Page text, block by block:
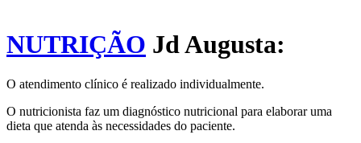
NUTRIÇÃO Jd Augusta:
O atendimento clínico é realizado individualmente.
O nutricionista faz um diagnóstico nutricional para elaborar uma
dieta que atenda às necessidades do paciente.